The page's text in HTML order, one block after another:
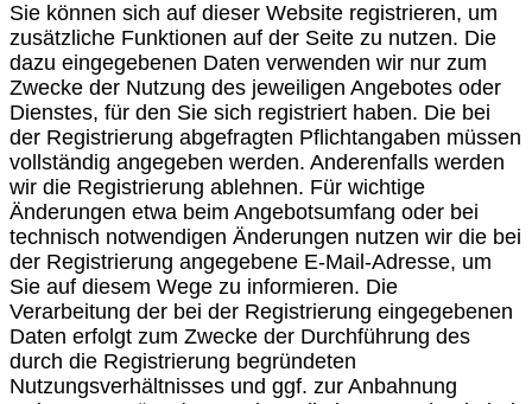
Sie können sich auf dieser Website registrieren, um
zusätzliche Funktionen auf der Seite zu nutzen. Die
dazu eingegebenen Daten verwenden wir nur zum
Zwecke der Nutzung des jeweiligen Angebotes oder
Dienstes, für den Sie sich registriert haben. Die bei
der Registrierung abgefragten Pflichtangaben müssen
vollständig angegeben werden. Anderenfalls werden
wir die Registrierung ablehnen. Für wichtige
Änderungen etwa beim Angebotsumfang oder bei
technisch notwendigen Änderungen nutzen wir die bei
der Registrierung angegebene E-Mail-Adresse, um
Sie auf diesem Wege zu informieren. Die
Verarbeitung der bei der Registrierung eingegebenen
Daten erfolgt zum Zwecke der Durchführung des
durch die Registrierung begründeten
Nutzungsverhältnisses und ggf. zur Anbahnung